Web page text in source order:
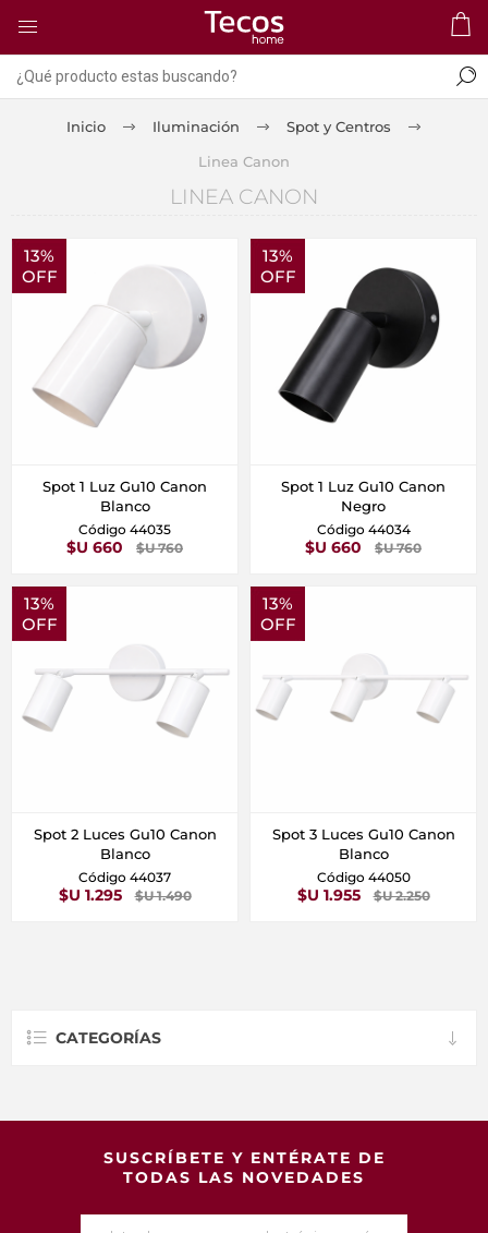
Inicio Iluminación
Spot y Centros
Linea Canon
LINEA CANON
13%
OFF
Spot 1 Luz Gu10 Canon
Blanco
Código 44035
$U 660 $U 760
13%
OFF
Spot 1 Luz Gu10 Canon
Negro
Código 44034
$U 660 $U 760
13%
OFF
Spot 2 Luces Gu10 Canon
Blanco
Código 44037
$U 1.295 $U 1.490
13%
OFF
Spot 3 Luces Gu10 Canon
Blanco
Código 44050
$U 1.955 $U 2.250
CATEGORÍAS
SUSCRÍBETE Y ENTÉRATE DE
TODAS LAS NOVEDADES